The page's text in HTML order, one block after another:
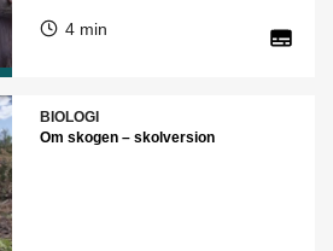
4 min
BIOLOGI
Om skogen – skolversion